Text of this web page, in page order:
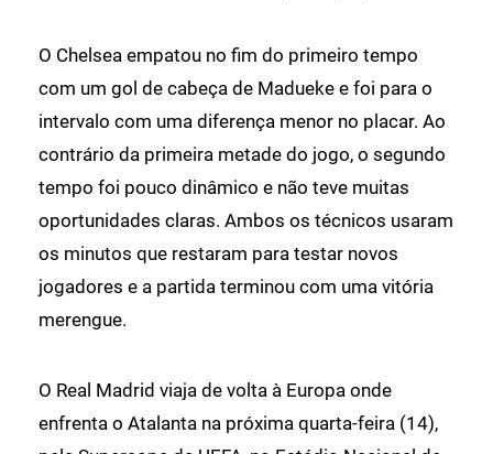
O Chelsea empatou no fim do primeiro tempo
com um gol de cabeça de Madueke e foi para o
intervalo com uma diferença menor no placar. Ao
contrário da primeira metade do jogo, o segundo
tempo foi pouco dinâmico e não teve muitas
oportunidades claras. Ambos os técnicos usaram
os minutos que restaram para testar novos
jogadores e a partida terminou com uma vitória
merengue.
O Real Madrid viaja de volta à Europa onde
enfrenta o Atalanta na próxima quarta-feira (14),